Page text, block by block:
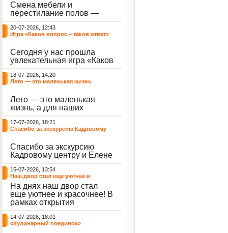
небывалый ажиотаж среди
воспитанников, превратив
тихие залы центра в арену
напряжённых поединков,
громких аплодисментов и
жарких обсуждений.
Смена мебели и
перестилание полов —
дело рук профессионалов.
А вот создание настоящего
домашнего уюта — задача
этой неделе ребята взяли
инициативу в свои руки и
устроили масштабную
генеральную уборку
жилого корпуса.
20-07-2026, 12:43
Игра «Каков вопрос – таков ответ»
Сегодня у нас прошла
увлекательная игра «Каков
вопрос – таков ответ»,
которая собрала самых
любознательных
игры выступил наш
воспитанник - Константин
Н., который по праву носит
звание самого читающего
и эрудированного
участника наших
мероприятий.
18-07-2026, 14:20
Лето — это маленькая жизнь
Лето — это маленькая
жизнь, а для наших
воспитанниц оно
наполнено открытиями. В
один из теплых дней мы
пластилин, книги и конечно
же телефоны, чтобы
отправиться на небольшую
цветочную охоту в
ближайший луг.
17-07-2026, 18:21
Спасибо за экскурсию Кадровому
Спасибо за экскурсию
Кадровому центру и Елене
Романовне за тёплую
встречу.
15-07-2026, 13:54
Наш двор стал еще уютнее и
красочнее!
На днях наш двор стал
еще уютнее и красочнее! В
рамках открытия
Социальной гостиной
нашего Центра, перед
воспитанниками была
14-07-2026, 18:01
«Кулинарный поединок»